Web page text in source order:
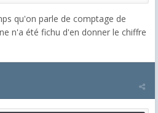
qu'on parle de comptage de
n'a été fichu d'en donner le chiffre